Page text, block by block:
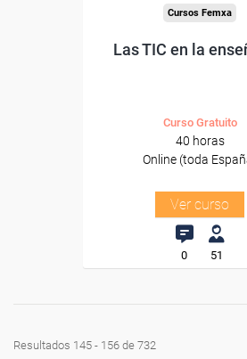
Cursos Femxa
Las TIC en la
Curso Gratuito
40 horas
Online (toda
Ver curso
0 51
Resultados 145 - 156 de 732